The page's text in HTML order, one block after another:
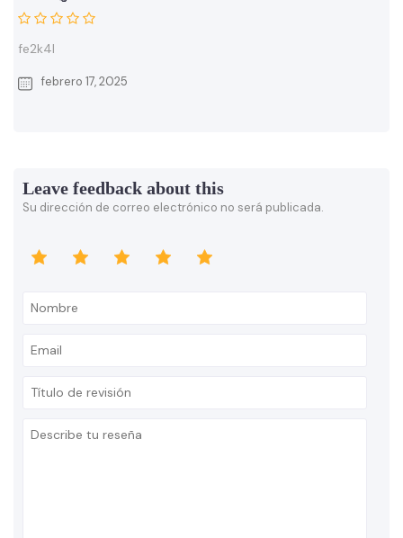
fe2k4l
febrero 17, 2025
Leave feedback about this
Su dirección de correo electrónico no será publicada.